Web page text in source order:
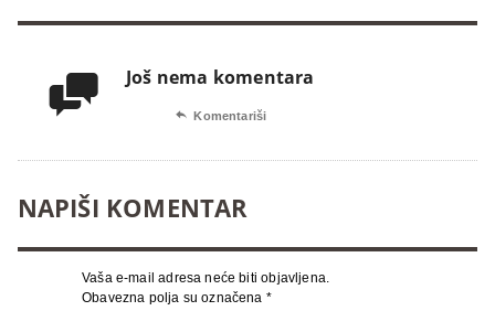
 Još nema komentara
 Komentariši
NAPIŠI KOMENTAR
Vaša e-mail adresa neće biti objavljena.
Obavezna polja su označena *